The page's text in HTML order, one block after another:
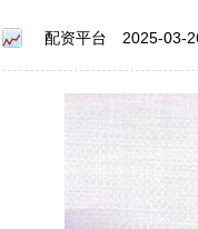
配资平台 2025-03-